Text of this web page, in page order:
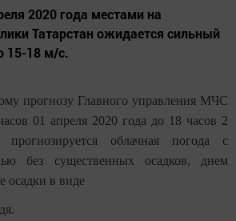
2020 года местами на
Татарстан ожидается сильный
15-18 м/с.
прогнозу Главного управления МЧС
01 апреля 2020 года до 18 часов 2
облачная погода с
без существенных осадков, днем
осадки в виде